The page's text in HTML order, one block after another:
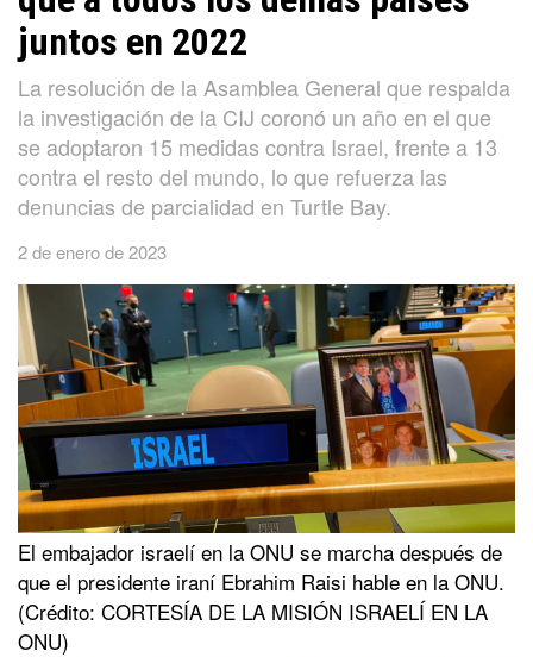
juntos en 2022
La resolución de la Asamblea General que respalda
la investigación de la CIJ coronó un año en el que
se adoptaron 15 medidas contra Israel, frente a 13
contra el resto del mundo, lo que refuerza las
denuncias de parcialidad en Turtle Bay.
2 de enero de 2023
El embajador israelí en la ONU se marcha después de
que el presidente iraní Ebrahim Raisi hable en la ONU.
(Crédito: CORTESÍA DE LA MISIÓN ISRAELÍ EN LA
ONU)